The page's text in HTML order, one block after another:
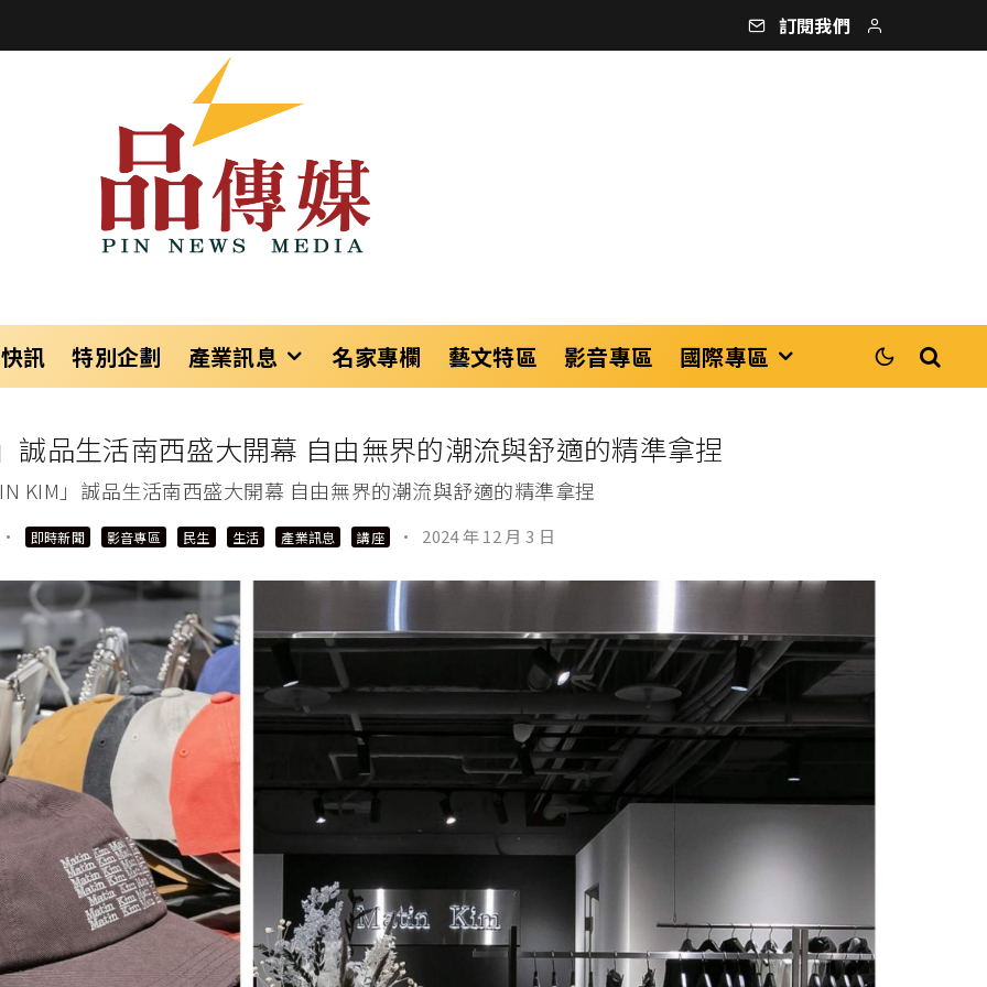
訂閱我們
訊 特別企劃 產業訊息 名家專欄 藝文特區 影音專區 國際專區
誠品生活南西盛大開幕 自由無界的潮流與舒適的精準拿捏
KIM」誠品生活南西盛大開幕 自由無界的潮流與舒適的精準拿捏
· 即時新聞 影音專區 民生 生活 產業訊息 講座 · 2024 年 12 月 3 日